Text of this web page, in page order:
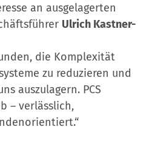
an ausgelagerten
Ulrich Kastner-
die Komplexität
zu reduzieren und
auszulagern. PCS
– verlässlich,